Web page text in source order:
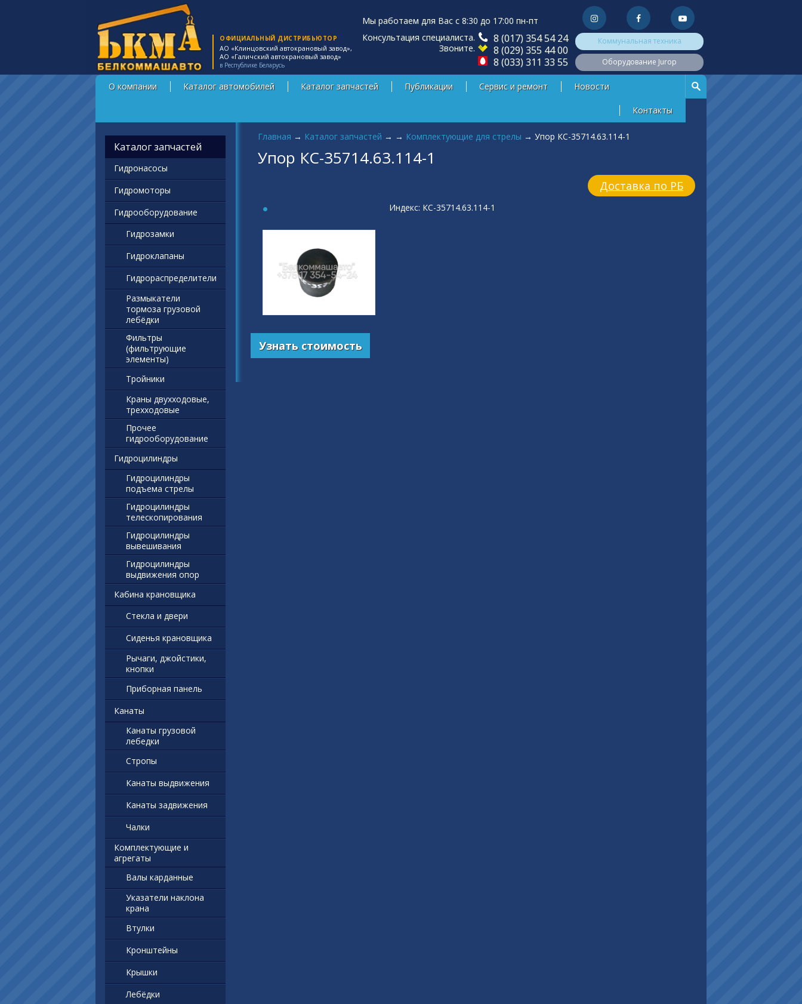
ОФИЦИАЛЬНЫЙ ДИСТРИБЬЮТОР
АО «Клинцовский автокрановый завод»,
АО «Галичский автокрановый завод»
в Республике Беларусь
Мы работаем для Вас с 8:30 до 17:00 пн-пт
Консультация специалиста.
Звоните.
8 (017) 354 54 24
8 (029) 355 44 00
8 (033) 311 33 55
Коммунальная техника
Оборудование Jurop
О компании Каталог автомобилей Каталог запчастей Публикации Сервис и ремонт Новости
Контакты
Главная → Каталог запчастей → → Комплектующие для стрелы → Упор КС-35714.63.114-1
Упор КС-35714.63.114-1
Доставка по РБ
Узнать стоимость
Индекс: КС-35714.63.114-1
Каталог запчастей
Гидронасосы
Гидромоторы
Гидрооборудование
Гидрозамки
Гидроклапаны
Гидрораспределители
Размыкатели
тормоза грузовой
лебёдки
Фильтры
(фильтрующие
элементы)
Тройники
Краны двухходовые,
трехходовые
Прочее
гидрооборудование
Гидроцилиндры
Гидроцилиндры
подъема стрелы
Гидроцилиндры
телескопирования
Гидроцилиндры
вывешивания
Гидроцилиндры
выдвижения опор
Кабина крановщика
Стекла и двери
Сиденья крановщика
Рычаги, джойстики,
кнопки
Приборная панель
Канаты
Канаты грузовой
лебедки
Стропы
Канаты выдвижения
Канаты задвижения
Чалки
Комплектующие и
агрегаты
Валы карданные
Указатели наклона
крана
Втулки
Кронштейны
Крышки
Лебёдки